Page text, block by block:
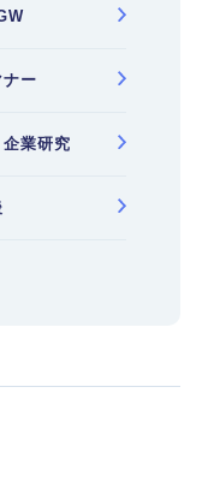
ー
業研究